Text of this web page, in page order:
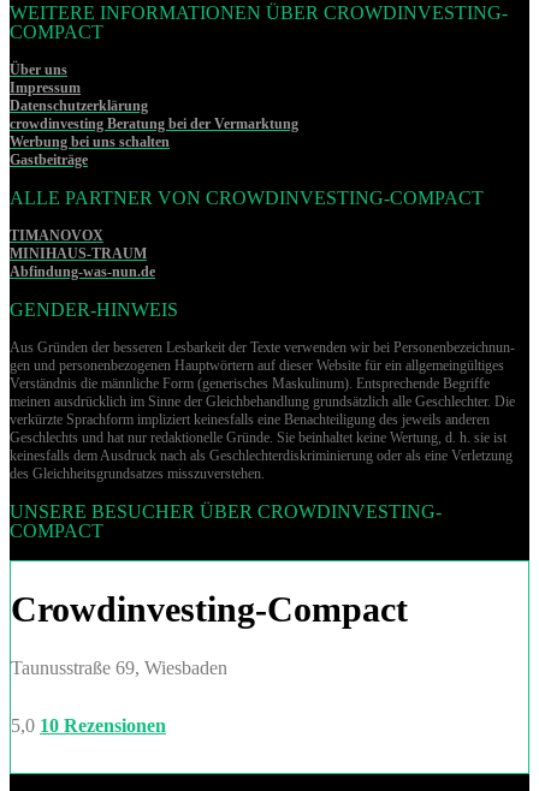
WEITERE INFORMATIONEN ÜBER CROWDINVESTING-
COMPACT
Über uns
Impressum
Datenschutzerklärung
crowdinvesting Beratung bei der Vermarktung
Werbung bei uns schalten
Gastbeiträge
ALLE PARTNER VON CROWDINVESTING-COMPACT
TIMANOVOX
MINIHAUS-TRAUM
Abfindung-was-nun.de
GENDER-HINWEIS
Aus Gründen der besseren Lesbarkeit der Texte verwenden wir bei Per­so­nen­be­zeich­nun­
gen und per­so­nen­be­zo­ge­nen Hauptwörtern auf dieser Website für ein allgemeingültiges
Verständnis die männliche Form (generisches Maskulinum). Entsprechende Begriffe
meinen ausdrücklich im Sinne der Gleichbehandlung grund­sätz­lich alle Geschlechter. Die
verkürzte Sprachform impliziert keinesfalls eine Benachteiligung des jeweils anderen
Geschlechts und hat nur redaktionelle Gründe. Sie beinhaltet keine Wertung, d. h. sie ist
keinesfalls dem Ausdruck nach als Geschlechterdiskriminierung oder als eine Verletzung
des Gleich­heits­grund­sat­zes misszuverstehen.
UNSERE BESUCHER ÜBER CROWDINVESTING-
COMPACT
Crowdinvesting-Compact
Taunusstraße 69, Wiesbaden
5,0 10 Rezensionen